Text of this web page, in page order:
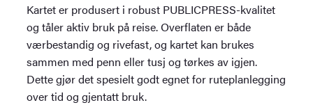
Kartet er produsert i robust PUBLICPRESS-kvalitet
og tåler aktiv bruk på reise. Overflaten er både
værbestandig og rivefast, og kartet kan brukes
sammen med penn eller tusj og tørkes av igjen.
Dette gjør det spesielt godt egnet for ruteplanlegging
over tid og gjentatt bruk.